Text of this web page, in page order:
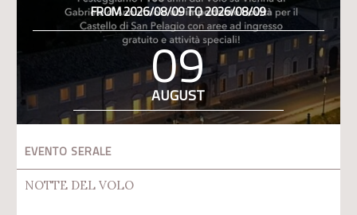
FROM 2026/08/09 TO 2026/08/09
09
AUGUST
EVENTO SERALE
NOTTE DEL VOLO